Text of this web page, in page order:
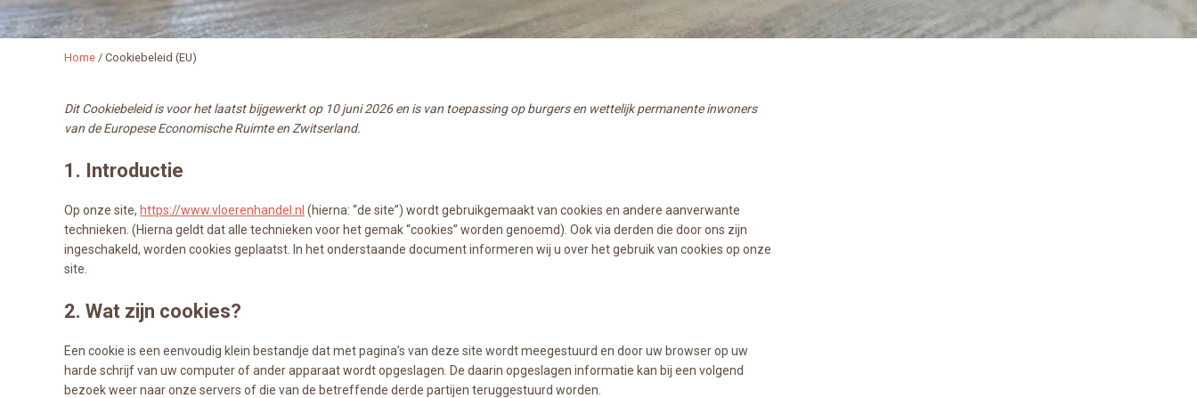
Home / Cookiebeleid (EU)
Dit Cookiebeleid is voor het laatst bijgewerkt op 10 juni 2026 en is van toepassing op burgers en wettelijk permanente inwoners
van de Europese Economische Ruimte en Zwitserland.
1. Introductie
Op onze site, https://www.vloerenhandel.nl (hierna: “de site”) wordt gebruikgemaakt van cookies en andere aanverwante
technieken. (Hierna geldt dat alle technieken voor het gemak “cookies” worden genoemd). Ook via derden die door ons zijn
ingeschakeld, worden cookies geplaatst. In het onderstaande document informeren wij u over het gebruik van cookies op onze
site.
2. Wat zijn cookies?
Een cookie is een eenvoudig klein bestandje dat met pagina’s van deze site wordt meegestuurd en door uw browser op uw
harde schrijf van uw computer of ander apparaat wordt opgeslagen. De daarin opgeslagen informatie kan bij een volgend
bezoek weer naar onze servers of die van de betreffende derde partijen teruggestuurd worden.